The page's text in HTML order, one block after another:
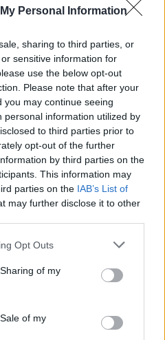
Personal Information
sharing to third parties, or
sensitive information for
use the below opt-out
Please note that after your
may continue seeing
personal information utilized by
to third parties prior to
opt-out of the further
by third parties on the
This information may
parties on the IAB’s List of
may further disclose it to other
Opt Outs
of my
of my
Game 2.0 v Toulouse